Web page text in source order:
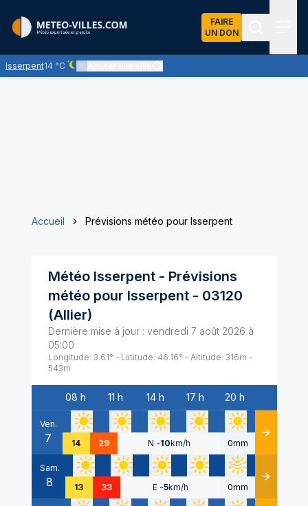
FAIRE
UN DON
Isserpent14 °C
Ciel dégagé - quasiment pas de nuages
Accueil Prévisions météo pour Isserpent
Météo Isserpent- Prévisions
météo pour Isserpent- 03120
(Allier)
Dernière mise à jour : vendredi 7 août 2026 à
05:00
Longitude: 3.61° - Latitude: 46.16° - Altitude: 316m -
543m
Date
08 h 11 h 14 h 17 h 20 h
Ven.
7 14 29 N -10km/h 0mm Détails
Sam.
8 13 33 E -5km/h 0mm Détails